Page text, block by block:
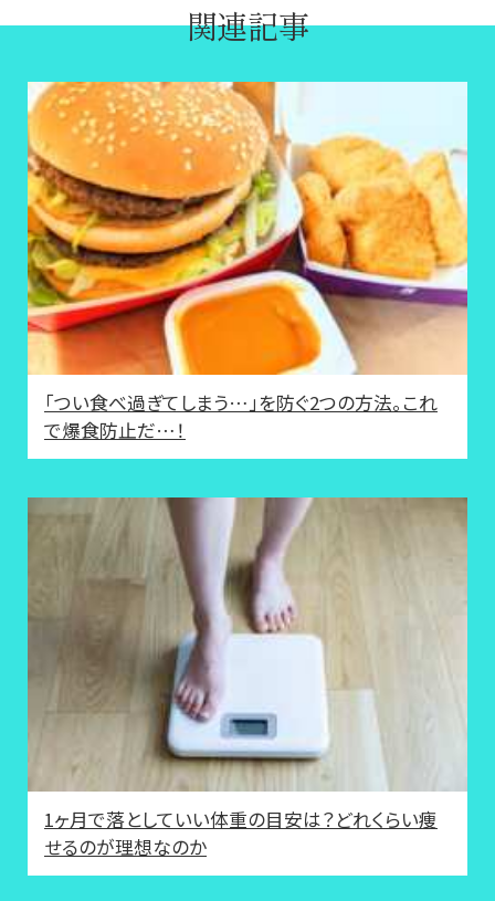
関連記事
「つい食べ過ぎてしまう…」を防ぐ2つの方法。これ
で爆食防止だ…！
1ヶ月で落としていい体重の目安は？どれくらい痩
せるのが理想なのか